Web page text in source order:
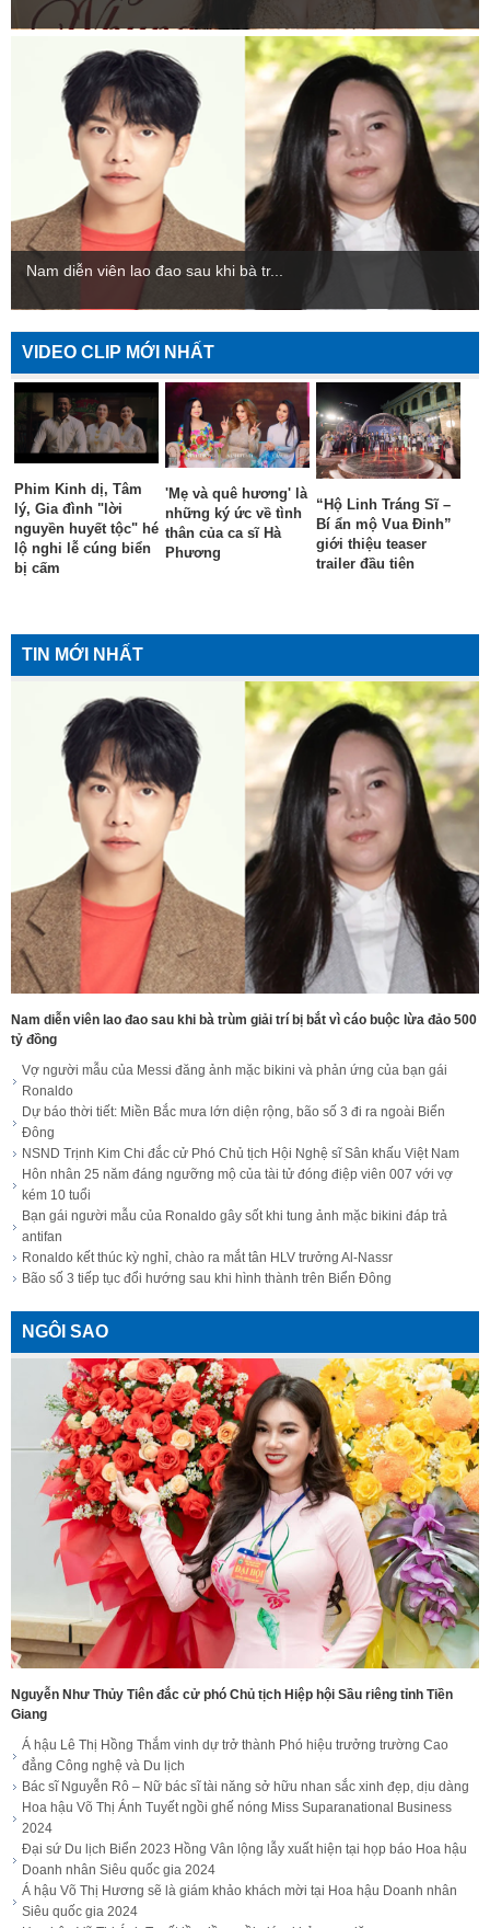
Nam diễn viên lao đao sau khi bà tr...
VIDEO CLIP MỚI NHẤT
Phim Kinh dị, Tâm
lý, Gia đình "lời
nguyền huyết tộc" hé
lộ nghi lễ cúng biển
bị cấm
'Mẹ và quê hương' là
những ký ức về tình
thân của ca sĩ Hà
Phương
“Hộ Linh Tráng Sĩ –
Bí ẩn mộ Vua Đinh”
giới thiệu teaser
trailer đầu tiên
TIN MỚI NHẤT
Nam diễn viên lao đao sau khi bà trùm giải trí bị bắt vì cáo buộc lừa đảo 500
tỷ đồng
Vợ người mẫu của Messi đăng ảnh mặc bikini và phản ứng của bạn gái
Ronaldo
Dự báo thời tiết: Miền Bắc mưa lớn diện rộng, bão số 3 đi ra ngoài Biển
Đông
NSND Trịnh Kim Chi đắc cử Phó Chủ tịch Hội Nghệ sĩ Sân khấu Việt Nam
Hôn nhân 25 năm đáng ngưỡng mộ của tài tử đóng điệp viên 007 với vợ
kém 10 tuổi
Bạn gái người mẫu của Ronaldo gây sốt khi tung ảnh mặc bikini đáp trả
antifan
Ronaldo kết thúc kỳ nghỉ, chào ra mắt tân HLV trưởng Al-Nassr
Bão số 3 tiếp tục đổi hướng sau khi hình thành trên Biển Đông
NGÔI SAO
Nguyễn Như Thủy Tiên đắc cử phó Chủ tịch Hiệp hội Sầu riêng tỉnh Tiền
Giang
Á hậu Lê Thị Hồng Thắm vinh dự trở thành Phó hiệu trưởng trường Cao
đẳng Công nghệ và Du lịch
Bác sĩ Nguyễn Rô – Nữ bác sĩ tài năng sở hữu nhan sắc xinh đẹp, dịu dàng
Hoa hậu Võ Thị Ánh Tuyết ngồi ghế nóng Miss Suparanational Business
2024
Đại sứ Du lịch Biển 2023 Hồng Vân lộng lẫy xuất hiện tại họp báo Hoa hậu
Doanh nhân Siêu quốc gia 2024
Á hậu Võ Thị Hương sẽ là giám khảo khách mời tại Hoa hậu Doanh nhân
Siêu quốc gia 2024